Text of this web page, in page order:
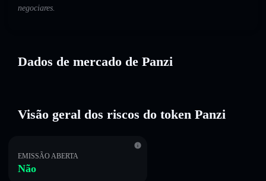
negociares.
Dados de mercado de Panzi
Visão geral dos riscos do token Panzi
EMISSÃO ABERTA
Não